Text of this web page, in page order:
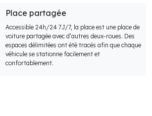
Place partagée
Accessible 24h/24 7J/7, la place est une place de
voiture partagée avec d’autres deux-roues. Des
espaces délimitées ont été tracés afin que chaque
véhicule se stationne facilement et
confortablement.